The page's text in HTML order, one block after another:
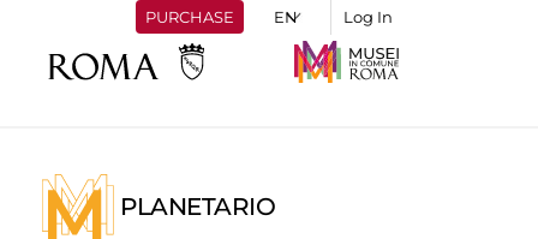
PURCHASE Log In
PLANETARIO